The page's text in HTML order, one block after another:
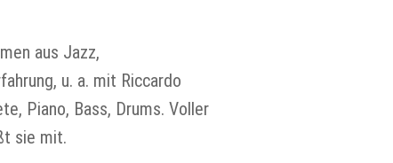
aus Jazz,
u. a. mit Riccardo
Piano, Bass, Drums. Voller
sie mit.